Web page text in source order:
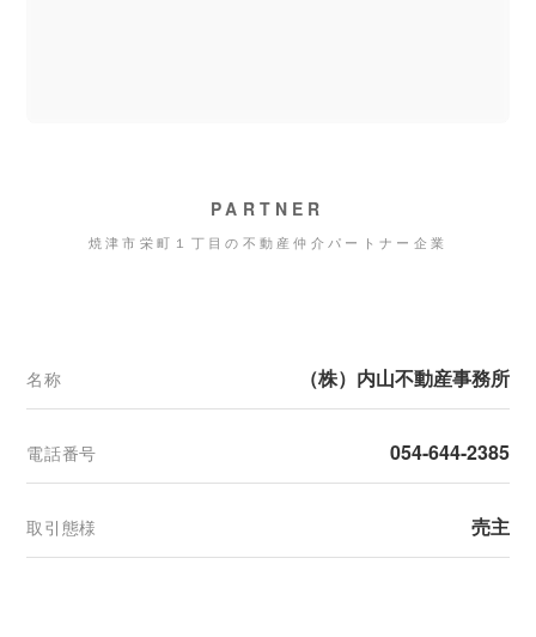
PARTNER
焼津市栄町１丁目の不動産仲介パートナー企業
名称 （株）内山不動産事務所
電話番号 054-644-2385
取引態様 売主